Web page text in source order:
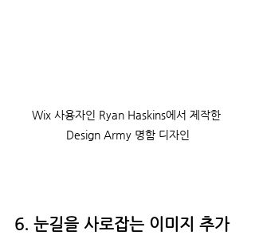
Wix 사용자인 Ryan Haskins에서 제작한
Design Army 명함 디자인
6. 눈길을 사로잡는 이미지 추가